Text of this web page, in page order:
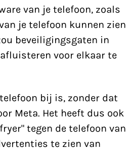
van je telefoon, zoals
je telefoon kunnen zien
beveiligingsgaten in
voor elkaar te
bij is, zonder dat
Meta. Het heeft dus ook
tegen de telefoon van
te zien van